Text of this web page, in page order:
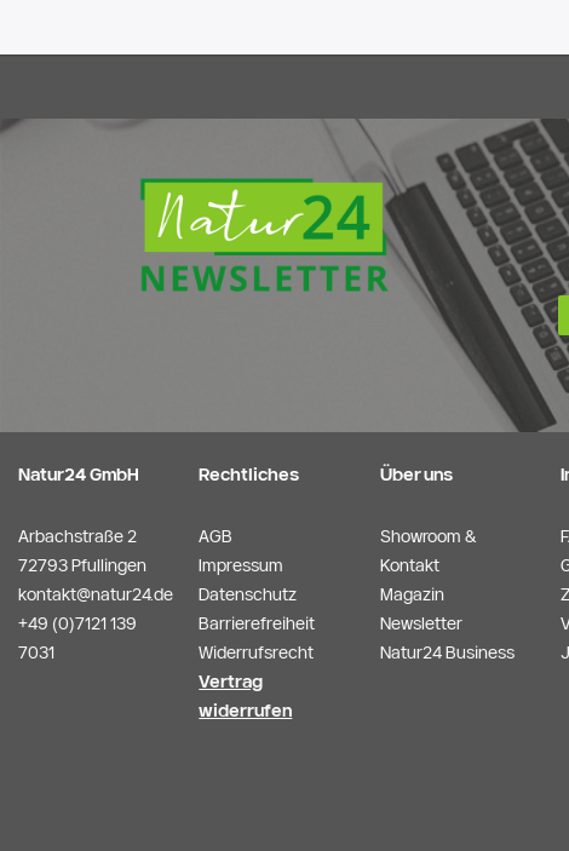
Natur24 GmbH
Arbachstraße 2
72793 Pfullingen
kontakt@natur24.de
+49 (0)7121 139
7031
Rechtliches
AGB
Impressum
Datenschutz
Barrierefreiheit
Widerrufsrecht
Vertrag
widerrufen
Über uns
Showroom &
Kontakt
Magazin
Newsletter
Natur24 Business